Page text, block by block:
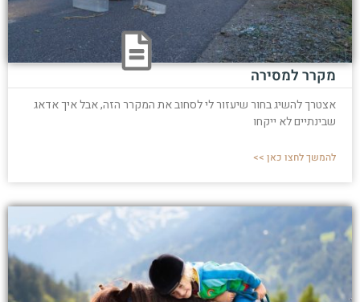
מקרר למסירה
אצטרך להשיג בחור שיעזור לי לסחוב את המקרר הזה, אבל איך אדאג
שבינתיים לא ייקחו
להמשך לחצו כאן >>